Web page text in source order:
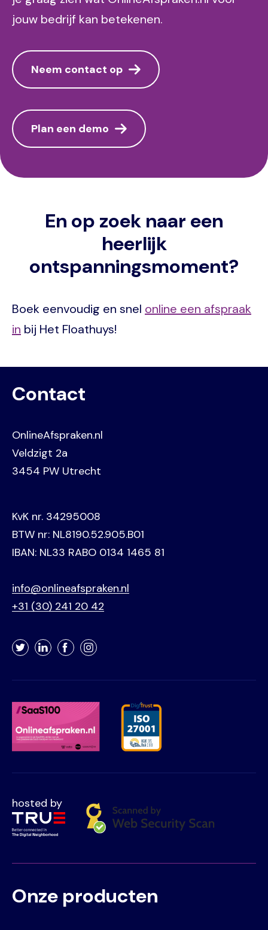
jouw bedrijf kan betekenen.
Neem contact op
Plan een demo
En op zoek naar een
heerlijk
ontspanningsmoment?
Boek eenvoudig en snel online een afspraak
in bij Het Floathuys!
Contact
OnlineAfspraken.nl
Veldzigt 2a
3454 PW Utrecht
KvK nr. 34295008
BTW nr: NL8190.52.905.B01
IBAN: NL33 RABO 0134 1465 81
info@onlineafspraken.nl
+31 (30) 241 20 42
TwitterLinkedInFacebookInstagram
hosted by
Voet
Primair
Onze producten